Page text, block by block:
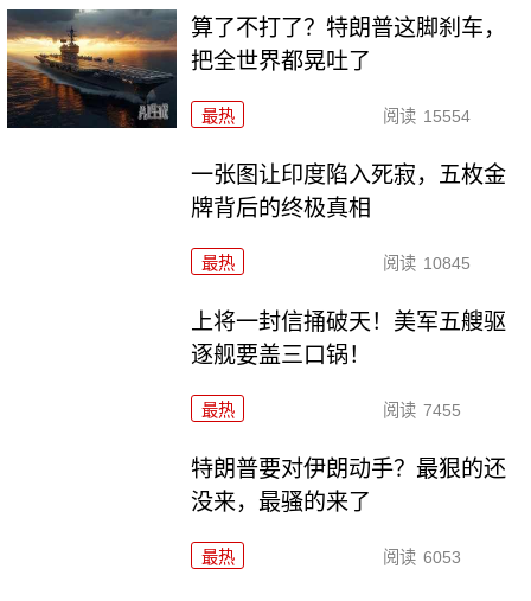
算了不打了？特朗普这脚刹车，
把全世界都晃吐了
最热 阅读 15554
一张图让印度陷入死寂，五枚金
牌背后的终极真相
最热 阅读 10845
上将一封信捅破天！美军五艘驱
逐舰要盖三口锅！
最热 阅读 7455
特朗普要对伊朗动手？最狠的还
没来，最骚的来了
最热 阅读 6053